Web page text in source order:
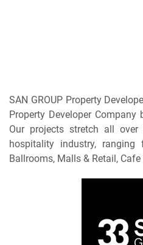
SAN GROUP Property
Property Developer
Our projects stretch all
hospitality industry, ranging
Ballrooms, Malls & Retail,